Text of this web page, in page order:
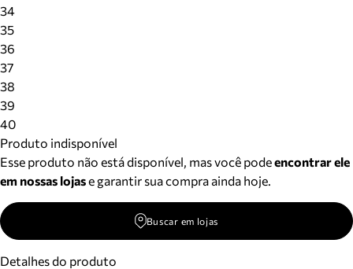
34
35
36
37
38
39
40
Produto indisponível
Esse produto não está disponível, mas você podeencontrar ele
em nossas lojase garantir sua compra ainda hoje.
Buscar em lojas
Detalhes do produto